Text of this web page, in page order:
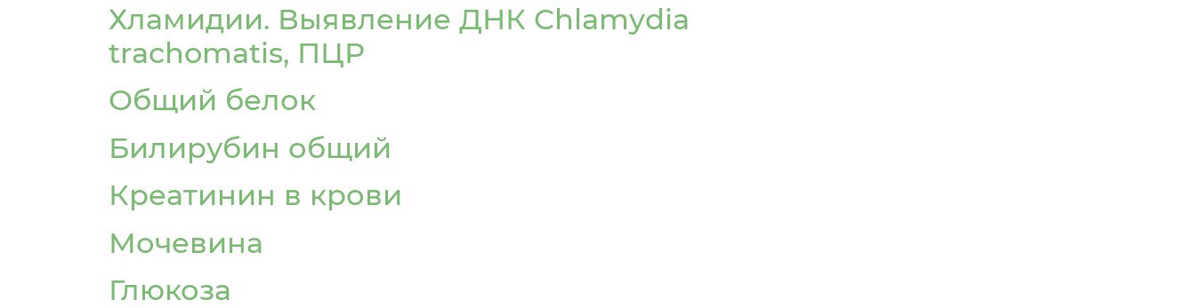
Хламидии. Выявление ДНК Chlamydia
trachomatis, ПЦР
Общий белок
Билирубин общий
Креатинин в крови
Мочевина
Глюкоза
Ч
Шахтинск